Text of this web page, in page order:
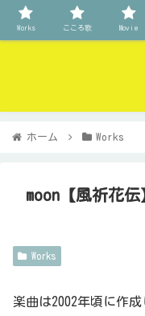
ホーム Works
moon【風祈花伝
Works
楽曲は2002年頃に作成
Works こころ歌 Movie